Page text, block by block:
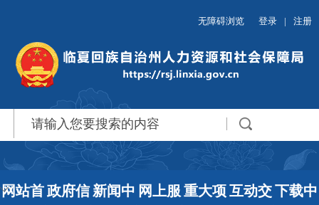
无障碍浏览 登录 | 注册
网站首政府信 新闻中 网上服 重大项互动交下载中